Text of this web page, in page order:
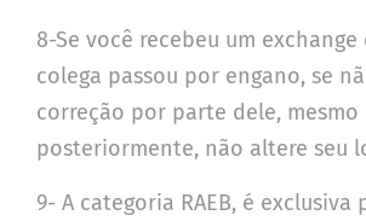
8-Se você recebeu um
colega passou por engano, se
correção por parte dele, mesmo
posteriormente, não altere seu
9- A categoria RAEB, é exclusiva